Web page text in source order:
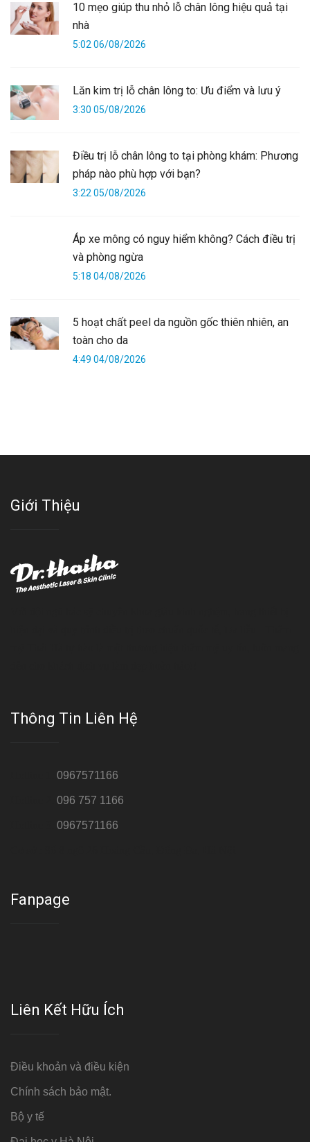
10 mẹo giúp thu nhỏ lỗ chân lông hiệu quả tại
nhà
5:02 06/08/2026
Lăn kim trị lỗ chân lông to: Ưu điểm và lưu ý
3:30 05/08/2026
Điều trị lỗ chân lông to tại phòng khám: Phương
pháp nào phù hợp với bạn?
3:22 05/08/2026
Áp xe mông có nguy hiểm không? Cách điều trị
và phòng ngừa
5:18 04/08/2026
5 hoạt chất peel da nguồn gốc thiên nhiên, an
toàn cho da
4:49 04/08/2026
Giới Thiệu
Thông Tin Liên Hệ
0967571166
096 757 1166
0967571166
Fanpage
Liên Kết Hữu Ích
Điều khoản và điều kiện
Chính sách bảo mật.
Bộ y tế